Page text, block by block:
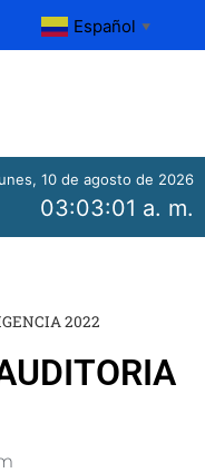
Español ▼
10 de agosto de 2026
03:03:01 a. m.
2022